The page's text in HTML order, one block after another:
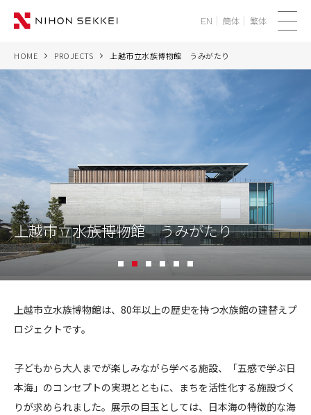
ュ
PROJECTS
THINK
NEWS
CORPORATE
RECRUIT
EN 簡体 繁体
HOME PROJECTS 上越市立水族博物館 うみがたり
上越市立水族博物館 うみがたり
上越市立水族博物館は、80年以上の歴史を持つ水族館の建替えプ
ロジェクトです。
子どもから大人までが楽しみながら学べる施設、「五感で学ぶ日
本海」のコンセプトの実現とともに、まちを活性化する施設づく
りが求められました。展示の目玉としては、日本海の特徴的な海